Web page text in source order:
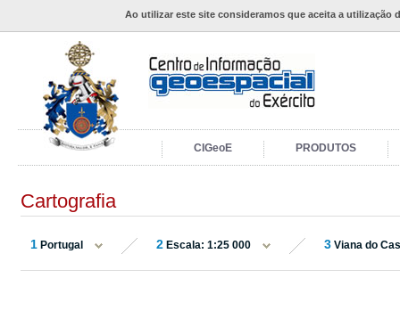
Ao utilizar este site consideramos que aceita a utilização
CIGeoE PRODUTOS
Cartografia
1 Portugal 2 Escala: 1:25 000 3 Viana do